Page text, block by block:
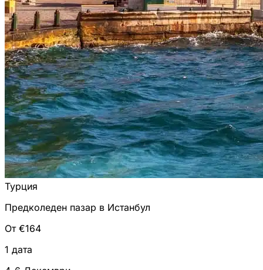
Турция
Предколеден пазар в Истанбул
От €164
1 дата